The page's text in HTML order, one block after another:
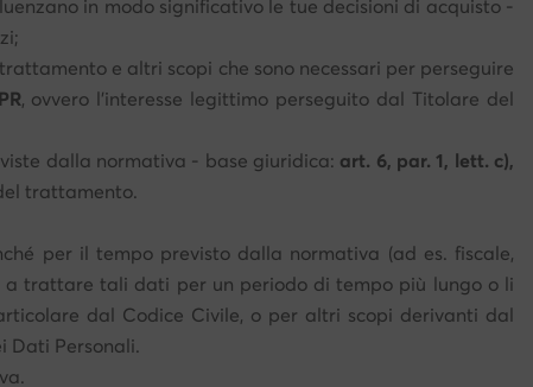
in modo significativo le tue decisioni di acquisto -
e altri scopi che sono necessari per perseguire
, ovvero l'interesse legittimo perseguito dal Titolare del
dalla normativa - base giuridica: art. 6, par. 1, lett. c),
trattamento.
per il tempo previsto dalla normativa (ad es. fiscale,
trattare tali dati per un periodo di tempo più lungo o li
dal Codice Civile, o per altri scopi derivanti dal
Dati Personali.